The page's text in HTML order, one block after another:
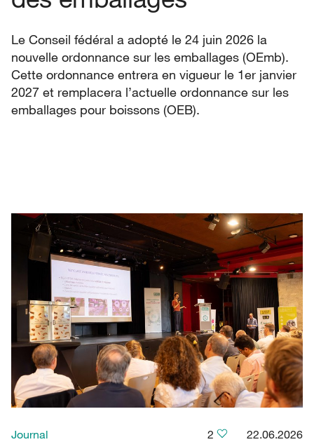
Le Conseil fédéral a adopté le 24 juin 2026 la
nouvelle ordonnance sur les emballages (OEmb).
Cette ordonnance entrera en vigueur le 1er janvier
2027 et remplacera l’actuelle ordonnance sur les
emballages pour boissons (OEB).
Journal 2 22.06.2026